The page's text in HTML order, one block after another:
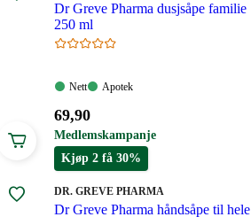
Dr Greve Pharma dusjsåpe familie
250 ml
Nett:
Nett
Apotek:
Apotek
Pris:
69,90
kroner.
69,90
Medlemskampanje
Kjøp 2 få 30%
MERKE:
DR. GREVE PHARMA
Dr Greve Pharma håndsåpe til hele